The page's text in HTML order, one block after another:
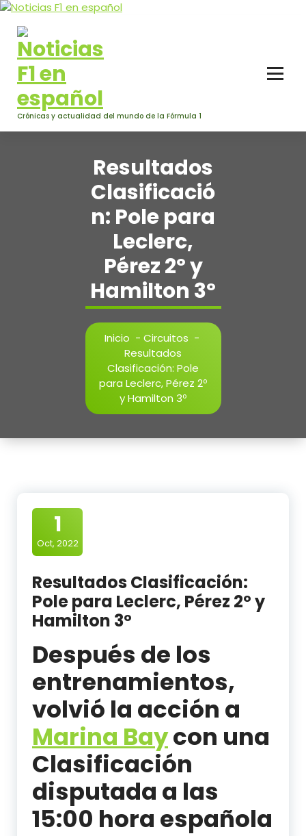
Saltar
contenido
Crónicas y actualidad del mundo de la Fórmula 1
Resultados
Clasificació
n: Pole para
Leclerc,
Pérez 2º y
Hamilton 3º
Inicio - Circuitos -
Resultados
Clasificación: Pole
para Leclerc, Pérez 2º
y Hamilton 3º
1
Oct, 2022
Resultados Clasificación:
Pole para Leclerc, Pérez 2º y
Hamilton 3º
Después de los
entrenamientos,
volvió la acción a
Marina Baycon una
Clasificación
disputada a las
15:00 hora española